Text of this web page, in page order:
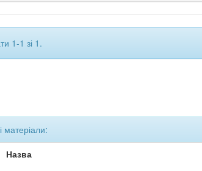
1-1 зі 1.
матеріали:
Назва